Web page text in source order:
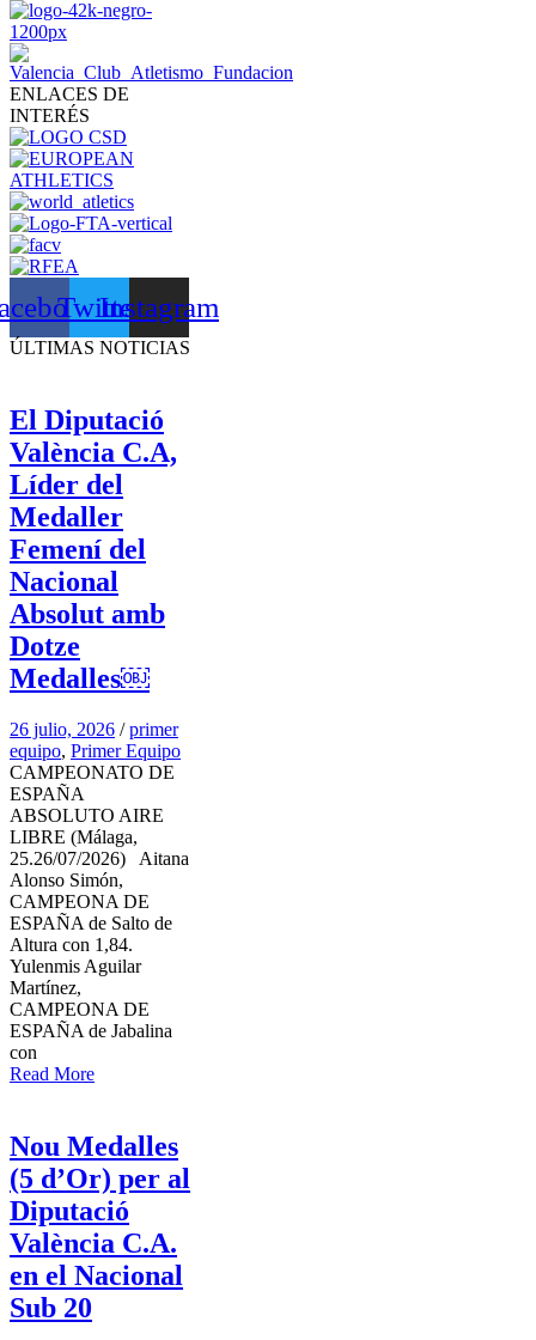
ENLACES DE
INTERÉS
TwitterInstagram
ÚLTIMAS NOTICIAS
El Diputació
València C.A,
Líder del
Medaller
Femení del
Nacional
Absolut amb
Dotze
Medalles￼
26 julio, 2026 / primer
equipo, Primer Equipo
CAMPEONATO DE
ESPAÑA
ABSOLUTO AIRE
LIBRE (Málaga,
25.26/07/2026) Aitana
Alonso Simón,
CAMPEONA DE
ESPAÑA de Salto de
Altura con 1,84.
Yulenmis Aguilar
Martínez,
CAMPEONA DE
ESPAÑA de Jabalina
con
Read More
Nou Medalles
(5 d’Or) per al
Diputació
València C.A.
en el Nacional
Sub 20